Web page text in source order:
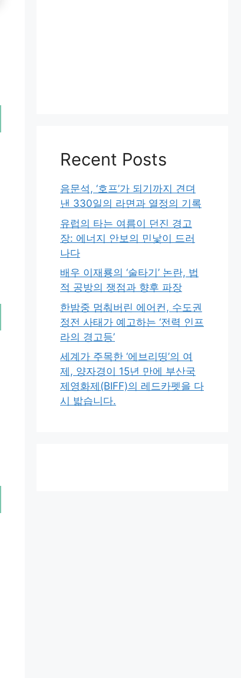
Recent Posts
음문석, ‘호프’가 되기까지 견뎌
낸 330일의 라면과 열정의 기록
유럽의 타는 여름이 던진 경고
장: 에너지 안보의 민낯이 드러
나다
배우 이재룡의 ‘술타기’ 논란, 법
적 공방의 쟁점과 향후 파장
한밤중 멈춰버린 에어컨, 수도권
정전 사태가 예고하는 ‘전력 인프
라의 경고등’
세계가 주목한 ‘에브리띵’의 여
제, 양자경이 15년 만에 부산국
제영화제(BIFF)의 레드카펫을 다
시 밟습니다.